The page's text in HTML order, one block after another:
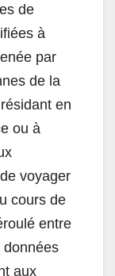
de
à
par
de la
en
ou à
voyager
cours de
entre
données
aux